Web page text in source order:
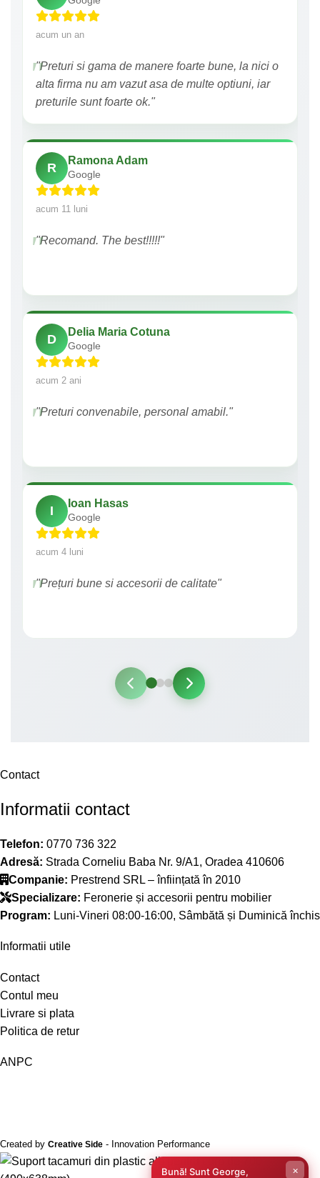
acum un an
"Preturi si gama de manere foarte bune, la nici o
alta firma nu am vazut asa de multe optiuni, iar
preturile sunt foarte ok."
R
Ramona Adam
Google
acum 11 luni
"Recomand. The best!!!!!"
D
Delia Maria Cotuna
Google
acum 2 ani
"Preturi convenabile, personal amabil."
I
Ioan Hasas
Google
acum 4 luni
"Prețuri bune si accesorii de calitate"
Contact
Informatii contact
Telefon: 0770 736 322
Adresă: Strada Corneliu Baba Nr. 9/A1, Oradea 410606
Companie: Prestrend SRL – înființată în 2010
Specializare: Feronerie și accesorii pentru mobilier
Program: Luni-Vineri 08:00-16:00, Sâmbătă și Duminică închis
Informatii utile
Contact
Contul meu
Livrare si plata
Politica de retur
ANPC
Created by Creative Side - Innovation Performance
Bună! Sunt George, ×